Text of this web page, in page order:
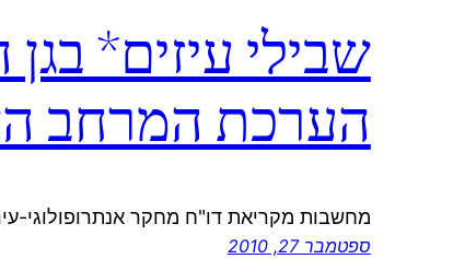
שבילי עיזים*
הערכת המרחב
מחשבות מקריאת דו"ח מחקר אנתרופולוגי-
ספטמבר 27, 2010